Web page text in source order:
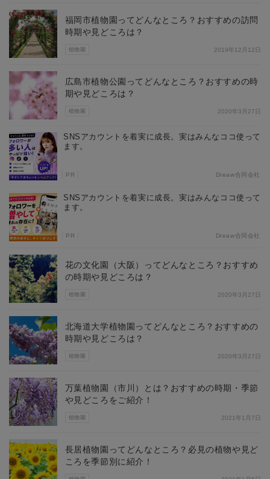
植物園
福岡市植物園ってどんなところ？おすすめの訪問
時期や見どころは？
2019年12月12日
植物園
広島市植物公園ってどんなところ？おすすめの時
期や見どころは？
2020年3月27日
SNSアカウントを着実に成長。実はみんなココ使って
ます。
PR Dreaw合同会社
SNSアカウントを着実に成長。実はみんなココ使って
ます。
PR Dreaw合同会社
植物園
花の文化園（大阪）ってどんなところ？おすすめ
の時期や見どころは？
2020年3月27日
植物園
北海道大学植物園ってどんなところ？おすすめの
時期や見どころは？
2020年3月27日
植物園
万葉植物園（市川）とは？おすすめの時期・季節
や見どころをご紹介！
2021年1月7日
長居植物園ってどんなところ？必見の植物や見ど
ころを季節別に紹介！